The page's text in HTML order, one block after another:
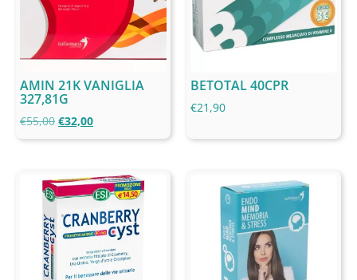
AMIN 21K VANIGLIA
327,81G
€55,00 €32,00
BETOTAL 40CPR
€21,90